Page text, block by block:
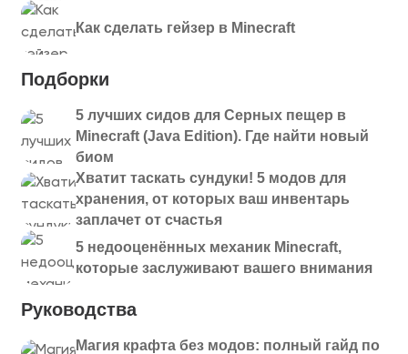
Как сделать гейзер в Minecraft
Подборки
5 лучших сидов для Серных пещер в
Minecraft (Java Edition). Где найти новый
биом
Хватит таскать сундуки! 5 модов для
хранения, от которых ваш инвентарь
заплачет от счастья
5 недооценённых механик Minecraft,
которые заслуживают вашего внимания
Руководства
Магия крафта без модов: полный гайд по